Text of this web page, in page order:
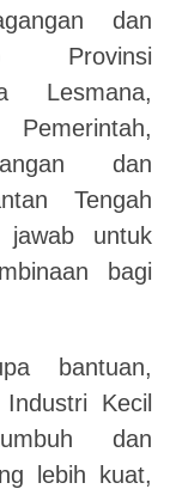
dan
Provinsi
Lesmana,
dan
Tengah
untuk
bagi
bantuan,
Kecil
dan
lebih kuat,